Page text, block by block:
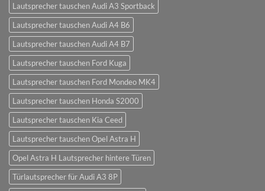
Lautsprecher tauschen Audi A3 Sportback
Lautsprecher tauschen Audi A4 B6
Lautsprecher tauschen Audi A4 B7
Lautsprecher tauschen Ford Kuga
Lautsprecher tauschen Ford Mondeo MK4
Lautsprecher tauschen Honda S2000
Lautsprecher tauschen Kia Ceed
Lautsprecher tauschen Opel Astra H
Opel Astra H Lautsprecher hintere Türen
Türlautsprecher für Audi A3 8P